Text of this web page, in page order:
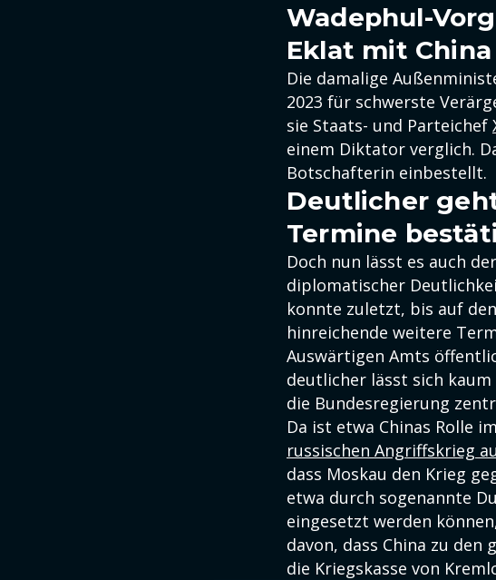
Wadephul-
Eklat mit
Die damalige
2023 für schwerste
sie Staats- und Parteichef
einem Diktator verglich.
Botschafterin einbestellt.
Deutlicher
Termine
Doch nun lässt es auch
diplomatischer
konnte zuletzt, bis auf
hinreichende weitere
Auswärtigen Amts
deutlicher lässt sich
die Bundesregierung
Da ist etwa Chinas Rolle
russischen Angriffskrieg
dass Moskau den Krieg
etwa durch sogenannte
eingesetzt werden
davon, dass China zu
die Kriegskasse von